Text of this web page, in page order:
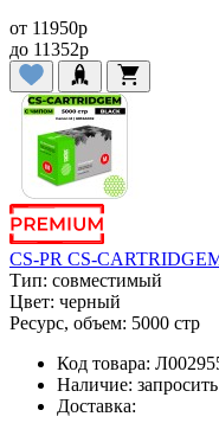
от 11950p
до 11352p
CS-PR CS-
Тип: совместимый
Цвет: черный
Ресурс, объем: 5000 стр
Код товара:
Наличие: запросить
Доставка: